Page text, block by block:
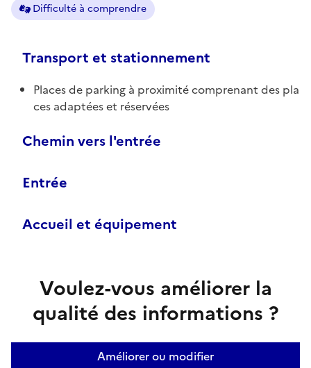
Difficulté à comprendre
Transport et stationnement
Places de parking à proximité comprenant des pla
ces adaptées et réservées
Chemin vers l'entrée
Entrée
Accueil et équipement
Voulez-vous améliorer la
qualité des informations ?
Améliorer ou modifier